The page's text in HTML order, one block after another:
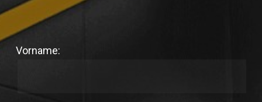
Vorname: